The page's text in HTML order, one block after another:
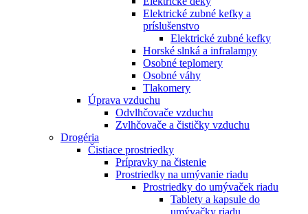
Elektrické zubné kefky a
príslušenstvo
Elektrické zubné kefky
Horské slnká a infralampy
Osobné teplomery
Osobné váhy
Tlakomery
Úprava vzduchu
Odvlhčovače vzduchu
Zvlhčovače a čističky vzduchu
Drogéria
Čistiace prostriedky
Prípravky na čistenie
Prostriedky na umývanie riadu
Prostriedky do umývaček riadu
Tablety a kapsule do
umývačky riadu